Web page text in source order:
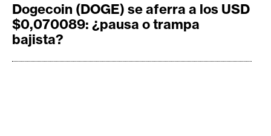
Dogecoin (DOGE) se aferra a los USD
$0,070089: ¿pausa o trampa
bajista?